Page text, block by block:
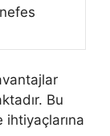
Bu
ihtiyaçlarına